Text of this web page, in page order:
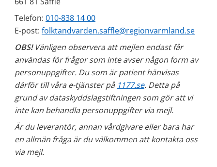
Telefon: 010-838 14 00
E-post: folktandvarden.saffle@regionvarmland.se
OBS! Vänligen observera att mejlen endast får
användas för frågor som inte avser någon form av
personuppgifter. Du som är patient hänvisas
därför till våra e-tjänster på 1177.se. Detta på
grund av dataskyddslagstiftningen som gör att vi
inte kan behandla personuppgifter via mejl.
Är du leverantör, annan vårdgivare eller bara har
en allmän fråga är du välkommen att kontakta oss
via mejl.